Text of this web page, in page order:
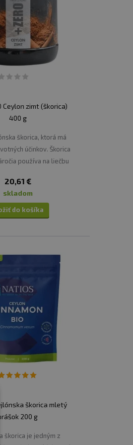
torty.
ale aj varené víno.
zákusky alebo
hĺbky a
aromatické
radikálov a
tí, ktorí dávajú
Ceylon zimt (škorica)
400 g
škorica, ktorá má
účinkov. Škorica
používa na liečbu
problémy,
kvasinkové infekcie,
a chrípka a
problémy.
20,61 €
skladom
do košíka
škorica mletý
200 g
škorica je jedným z